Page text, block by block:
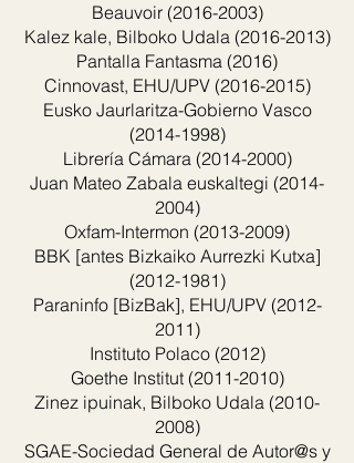
Beauvoir (2016-2003)
Kalez kale, Bilboko Udala (2016-2013)
Pantalla Fantasma (2016)
Cinnovast, EHU/UPV (2016-2015)
Eusko Jaurlaritza-Gobierno Vasco
(2014-1998)
Librería Cámara (2014-2000)
Juan Mateo Zabala euskaltegi (2014-
2004)
Oxfam-Intermon (2013-2009)
BBK [antes Bizkaiko Aurrezki Kutxa]
(2012-1981)
Paraninfo [BizBak], EHU/UPV (2012-
2011)
Instituto Polaco (2012)
Goethe Institut (2011-2010)
Zinez ipuinak, Bilboko Udala (2010-
2008)
SGAE-Sociedad General de Autor@s y